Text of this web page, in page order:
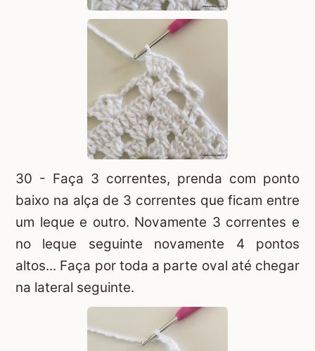
30 - Faça 3 correntes, prenda com ponto
baixo na alça de 3 correntes que ficam entre
um leque e outro. Novamente 3 correntes e
no leque seguinte novamente 4 pontos
altos... Faça por toda a parte oval até chegar
na lateral seguinte.